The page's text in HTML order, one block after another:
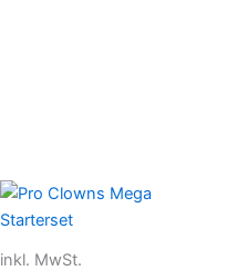
inkl. MwSt.